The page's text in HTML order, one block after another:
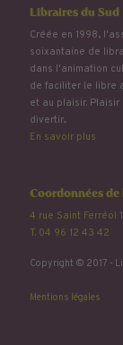
Libraires du Sud
Créée en 1998,
soixantaine de
dans l'animation
de faciliter le libre
et au plaisir.
divertir...
En savoir plus
Coordonnées
4 rue Saint Ferréol
T. 04 96 12 43 42
Copyright © 2017 -
Mentions légales